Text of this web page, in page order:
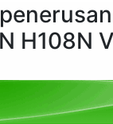
H108N